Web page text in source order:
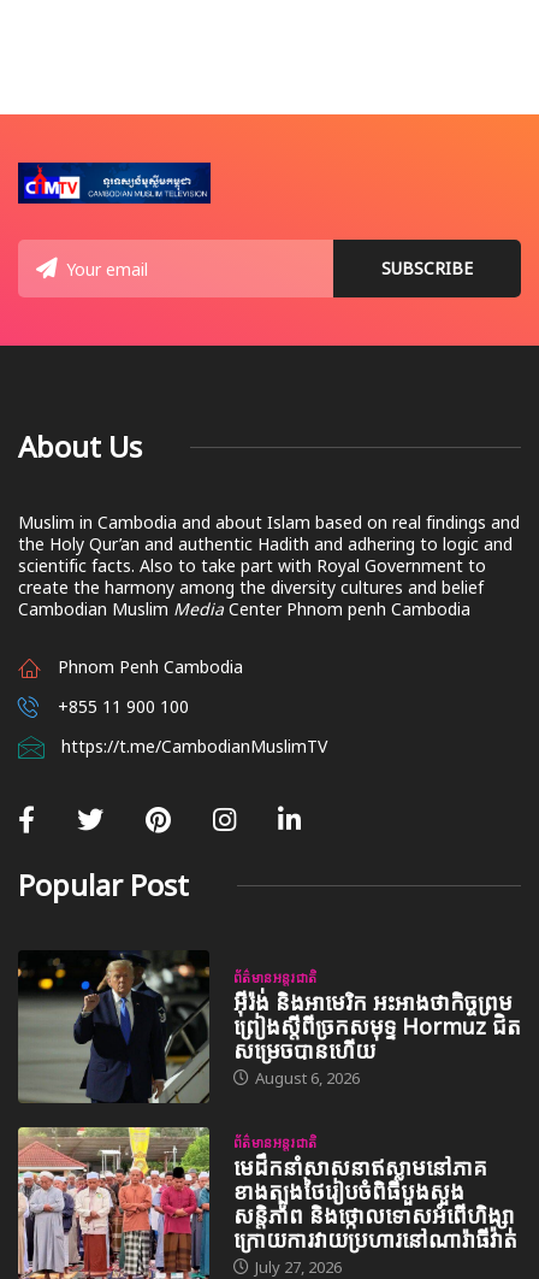
About Us
Muslim in Cambodia and about Islam based on real findings and
the Holy Qur’an and authentic Hadith and adhering to logic and
scientific facts. Also to take part with Royal Government to
create the harmony among the diversity cultures and belief
Cambodian Muslim Media Center Phnom penh Cambodia
Phnom Penh Cambodia
+855 11 900 100
https://t.me/CambodianMuslimTV
Popular Post
ព័ត៌មានអន្តរជាតិ
អ៊ីរ៉ង់ និងអាមេរិក អះអាងថាកិច្ចព្រម
ព្រៀងស្តីពីច្រកសមុទ្ទ Hormuz ជិត
សម្រេចបានហើយ
August 6, 2026
ព័ត៌មានអន្តរជាតិ
មេដឹកនាំសាសនាឥស្លាមនៅភាគ
ខាងត្បូងថៃរៀបចំពិធីបួងសួង
សន្តិភាព និងថ្កោលទោសអំពើហិង្សា
ក្រោយការវាយប្រហារនៅណារ៉ាធីវ៉ាត់
July 27, 2026